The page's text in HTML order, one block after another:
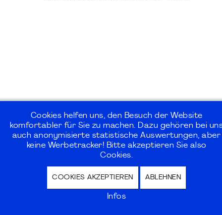
Cookies helfen uns, den Besuch der Website
komfortabler für Sie zu machen. Dazu gehören bei
auch anonymisierte statistische Auswertungen, aber
keine Werbetracker! Bitte akzeptieren Sie also
Cookies.
COOKIES AKZEPTIEREN ABLEHNEN
Infos